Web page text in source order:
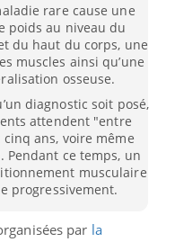
rare cause une
poids au niveau du
du haut du corps, une
muscles ainsi qu’une
osseuse.
diagnostic soit posé,
attendent "entre
cinq ans, voire même
Pendant ce temps, un
musculaire
progressivement.
par la